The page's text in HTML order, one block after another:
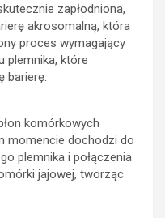
zapłodniona,
akrosomalną, która
proces wymagający
plemnika, które
barierę.
komórkowych
momencie dochodzi do
plemnika i połączenia
jajowej, tworząc